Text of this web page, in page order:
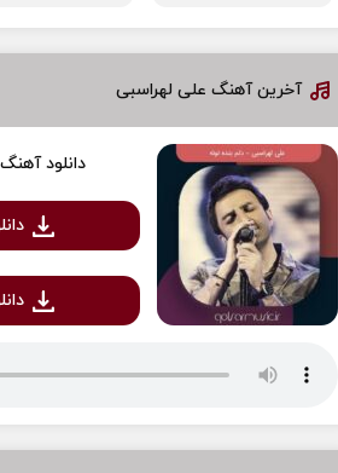
آخرین آهنگ علی لهراسبی
دانلود